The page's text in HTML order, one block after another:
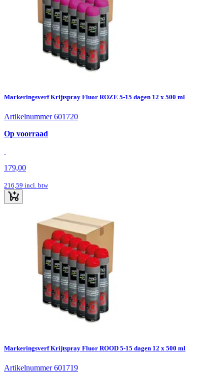
Markeringsverf Krijtspray Fluor ROZE 5-15 dagen 12 x 500 ml
Artikelnummer 601720
Op voorraad
179,00
216,59 incl. btw
Markeringsverf Krijtspray Fluor ROOD 5-15 dagen 12 x 500 ml
Artikelnummer 601719